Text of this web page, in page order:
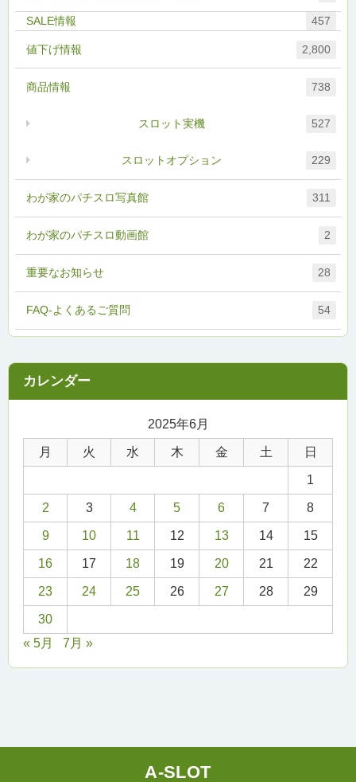
FAQ-よくあるご質問 54
457
わが家のパチスロ写真館 311
わが家のパチスロ動画館 2
値下げ情報 2,800
商品情報 738
スロットオプション 229
スロット実機 527
重要なお知らせ 28
2025年6月
月 火 水 木 金 土 日
1
2 3 4 5 6 7 8
9 10 11 12 13 14 15
16 17 18 19 20 21 22
23 24 25 26 27 28 29
30
« 5月
7月 »